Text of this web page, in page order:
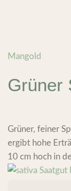
Mangold
Grüner
Grüner, feiner
ergibt hohe
10 cm hoch in